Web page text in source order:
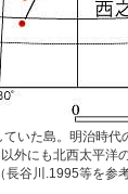
いた島。明治時代
外にも北西太平洋
長谷川.1995等を参